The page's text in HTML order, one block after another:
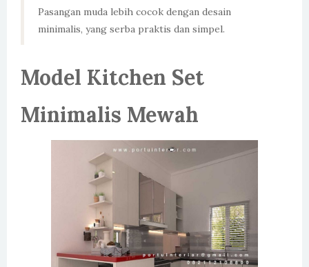
Pasangan muda lebih cocok dengan desain
minimalis, yang serba praktis dan simpel.
Model Kitchen Set
Minimalis Mewah